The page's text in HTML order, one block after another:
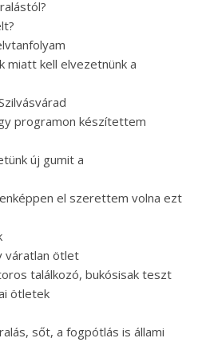
miatt kell elvezetnünk a
programon készítettem
új gumit a
el szerettem volna ezt
váratlan ötlet
találkozó, bukósisak teszt
ötletek
sőt, a fogpótlás is állami